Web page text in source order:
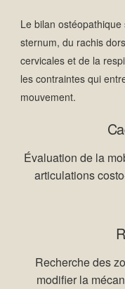
Le bilan ostéopathique
sternum, du rachis
cervicales et de la
les contraintes qui
mouvement.
Évaluation de la
articulations
Recherche des
modifier la